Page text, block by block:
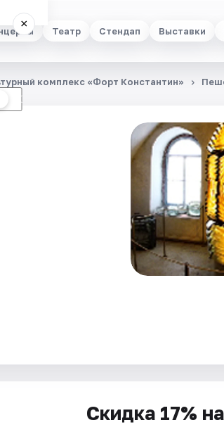
Театр Стендап Выставки
×
☾
комплекс «Форт Константин»
Скидка 17%